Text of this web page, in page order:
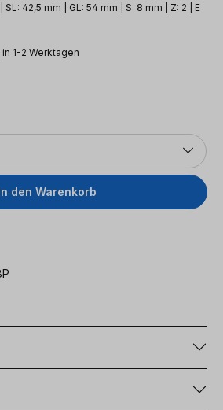
SL: 42,5 mm | GL: 54 mm | S: 8 mm | Z: 2 | E
1-2 Werktagen
den Warenkorb